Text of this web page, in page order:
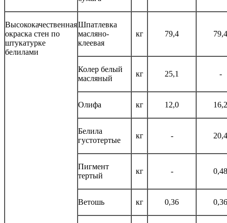
Высококачественная
окраска стен по
штукатурке
белилами
Шпатлевка
масляно-
клеевая
кг 79,4 79,4
Колер белый
масляный
кг 25,1 -
Олифа кг 12,0 16,2
Белила
густотертые
кг - 20,4
Пигмент
тертый
кг - 0,48
Ветошь кг 0,36 0,36